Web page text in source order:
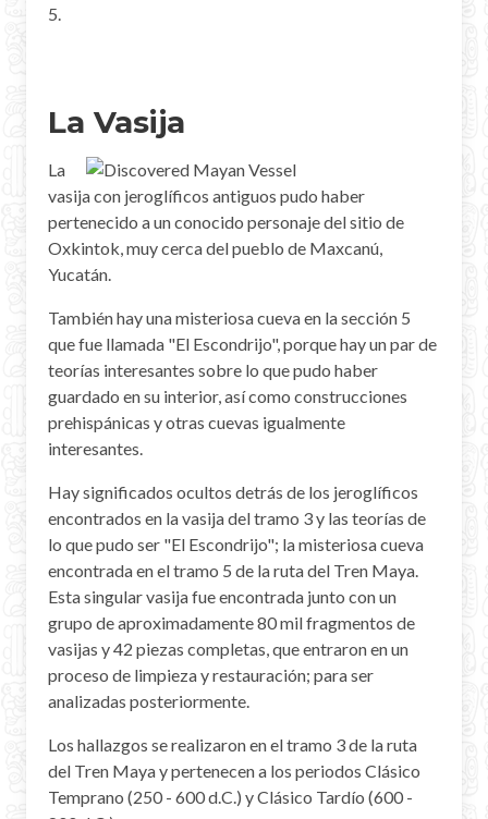
5.
La Vasija
La
vasija con jeroglíficos antiguos pudo haber
pertenecido a un conocido personaje del sitio de
Oxkintok, muy cerca del pueblo de Maxcanú,
Yucatán.
También hay una misteriosa cueva en la sección 5
que fue llamada "El Escondrijo", porque hay un par de
teorías interesantes sobre lo que pudo haber
guardado en su interior, así como construcciones
prehispánicas y otras cuevas igualmente
interesantes.
Hay significados ocultos detrás de los jeroglíficos
encontrados en la vasija del tramo 3 y las teorías de
lo que pudo ser "El Escondrijo"; la misteriosa cueva
encontrada en el tramo 5 de la ruta del Tren Maya.
Esta singular vasija fue encontrada junto con un
grupo de aproximadamente 80 mil fragmentos de
vasijas y 42 piezas completas, que entraron en un
proceso de limpieza y restauración; para ser
analizadas posteriormente.
Los hallazgos se realizaron en el tramo 3 de la ruta
del Tren Maya y pertenecen a los periodos Clásico
Temprano (250 - 600 d.C.) y Clásico Tardío (600 -